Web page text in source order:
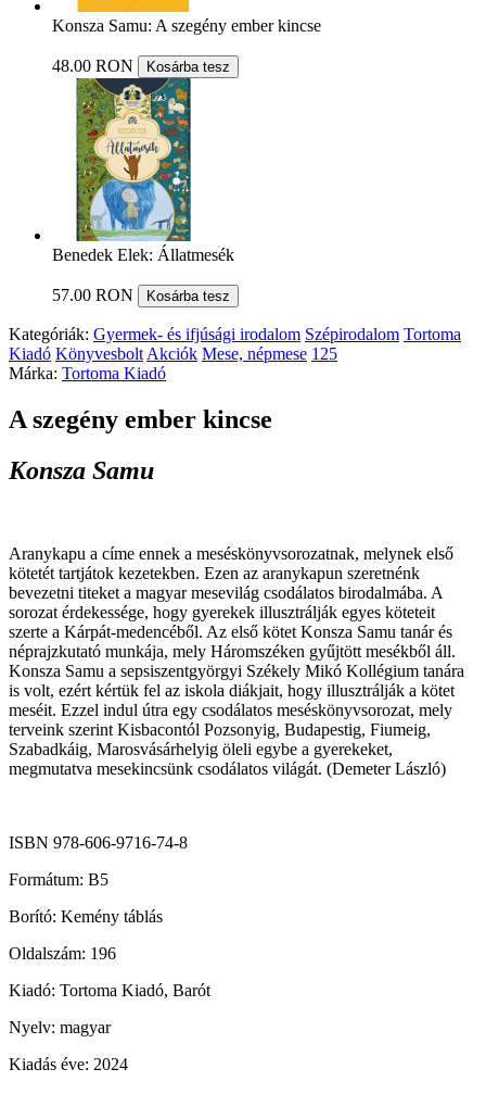
Konsza Samu: A szegény ember kincse
48.00 RON Kosárba tesz
Benedek Elek: Állatmesék
57.00 RON Kosárba tesz
Kategóriák: Gyermek- és ifjúsági irodalom Szépirodalom Tortoma
Kiadó Könyvesbolt Akciók Mese, népmese 125
Márka: Tortoma Kiadó
A szegény ember kincse
Konsza Samu
Aranykapu a címe ennek a meséskönyvsorozatnak, melynek első
kötetét tartjátok kezetekben. Ezen az aranykapun szeretnénk
bevezetni titeket a magyar mesevilág csodálatos birodalmába. A
sorozat érdekessége, hogy gyerekek illusztrálják egyes köteteit
szerte a Kárpát-medencéből. Az első kötet Konsza Samu tanár és
néprajzkutató munkája, mely Háromszéken gyűjtött mesékből áll.
Konsza Samu a sepsiszentgyörgyi Székely Mikó Kollégium tanára
is volt, ezért kértük fel az iskola diákjait, hogy illusztrálják a kötet
meséit. Ezzel indul útra egy csodálatos meséskönyvsorozat, mely
terveink szerint Kisbacontól Pozsonyig, Budapestig, Fiumeig,
Szabadkáig, Marosvásárhelyig öleli egybe a gyerekeket,
megmutatva mesekincsünk csodálatos világát. (Demeter László)
ISBN 978-606-9716-74-8
Formátum: B5
Borító: Kemény táblás
Oldalszám: 196
Kiadó: Tortoma Kiadó, Barót
Nyelv: magyar
Kiadás éve: 2024